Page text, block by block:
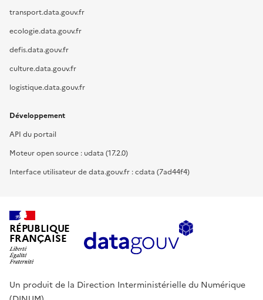
transport.data.gouv.fr
ecologie.data.gouv.fr
defis.data.gouv.fr
culture.data.gouv.fr
logistique.data.gouv.fr
Développement
API du portail
Moteur open source : udata (17.2.0)
Interface utilisateur de data.gouv.fr : cdata (7ad44f4)
RÉPUBLIQUE
FRANÇAISE
Un produit de la Direction Interministérielle du Numérique